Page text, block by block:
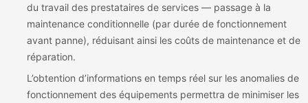
du travail des prestataires de services — passage à la
maintenance conditionnelle (par durée de fonctionnement
avant panne), réduisant ainsi les coûts de maintenance et de
réparation.
L’obtention d’informations en temps réel sur les anomalies de
fonctionnement des équipements permettra de minimiser les